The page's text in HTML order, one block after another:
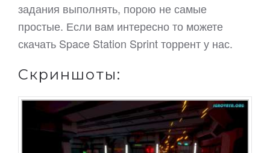
задания выполнять, порою не самые
простые. Если вам интересно то можете
скачать Space Station Sprint торрент у нас.
Скриншоты: